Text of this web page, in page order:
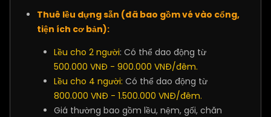
Thuê lều dựng sẵn (đã bao gồm vé vào cổng,
tiện ích cơ bản):
Lều cho 2 người: Có thể dao động từ
500.000 VNĐ - 900.000 VNĐ/đêm.
Lều cho 4 người: Có thể dao động từ
800.000 VNĐ - 1.500.000 VNĐ/đêm.
Giá thường bao gồm lều, nệm, gối, chăn